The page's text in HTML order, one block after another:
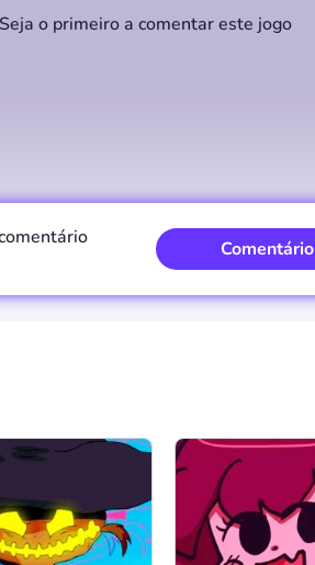
Seja o primeiro a comentar este jogo
Comentário
Comentário